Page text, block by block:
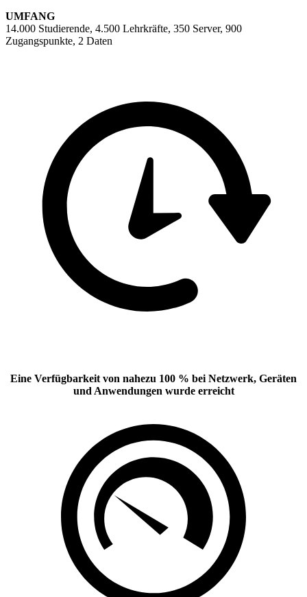
UMFANG
14.000 Studierende, 4.500 Lehrkräfte, 350 Server, 900
Zugangspunkte, 2 Daten
Eine Verfügbarkeit von nahezu 100 % bei Netzwerk, Geräten
und Anwendungen wurde erreicht